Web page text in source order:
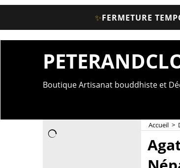
✨FERMETURE
Boutique Artisanat bouddhiste et
Accueil >